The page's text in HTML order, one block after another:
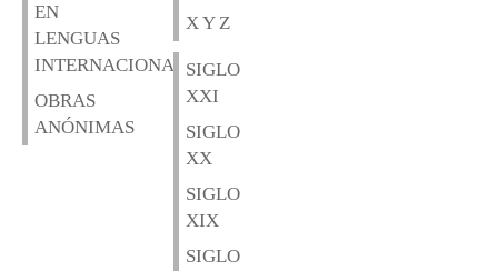
EN
LENGUAS
INTERNACIONALES
OBRAS
ANÓNIMAS
X Y Z
SIGLO
XXI
SIGLO
XX
SIGLO
XIX
SIGLO